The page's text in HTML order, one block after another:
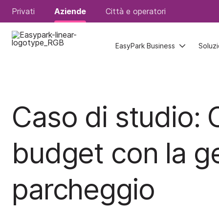
Privati Aziende Città e operatori
EasyPark Business
Privati Aziende Città e operatori
EasyPark Business
Caso di studio:
budget con la
parcheggio